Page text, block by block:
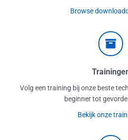
Browse
Volg een training bij onze beste
beginner tot
Bekijk onze